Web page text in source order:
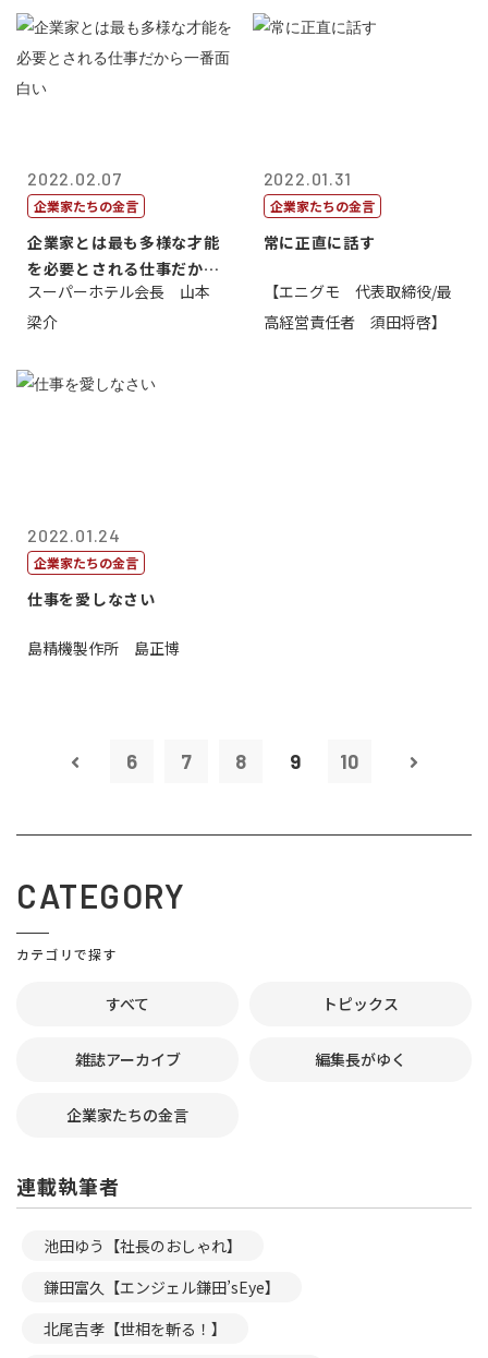
2022.02.07
企業家たちの金言
企業家とは最も多様な才能
を必要とされる仕事だから
一番面白い
スーパーホテル会長 山本
梁介
2022.01.31
企業家たちの金言
常に正直に話す
【エニグモ 代表取締役/最
高経営責任者 須田将啓】
2022.01.24
企業家たちの金言
仕事を愛しなさい
島精機製作所 島正博
6 7 8 9 10
CATEGORY
カテゴリで探す
すべて トピックス
雑誌アーカイブ 編集長がゆく
企業家たちの金言
連載執筆者
池田ゆう【社長のおしゃれ】
鎌田富久【エンジェル鎌田’sEye】
北尾吉孝【世相を斬る！】